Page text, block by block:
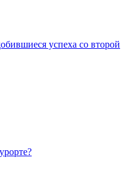
успеха со второй